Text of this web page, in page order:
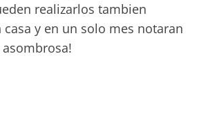
realizarlos tambien
casa y en un solo mes notaran